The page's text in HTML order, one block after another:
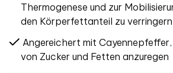
Thermogenese und zur
den Körperfettanteil zu verringern
Angereichert mit
von Zucker und Fetten anzuregen